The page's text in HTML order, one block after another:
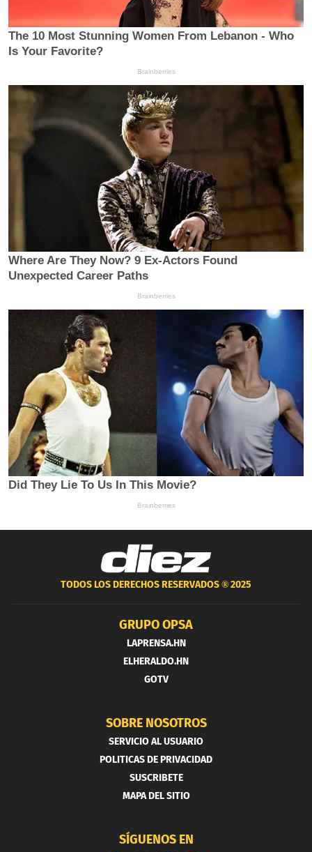
TODOS LOS DERECHOS RESERVADOS ®2025
GRUPO OPSA
LAPRENSA.HN
ELHERALDO.HN
GOTV
SOBRE NOSOTROS
SERVICIO AL USUARIO
POLITICAS DE PRIVACIDAD
SUSCRIBETE
MAPA DEL SITIO
SÍGUENOS EN